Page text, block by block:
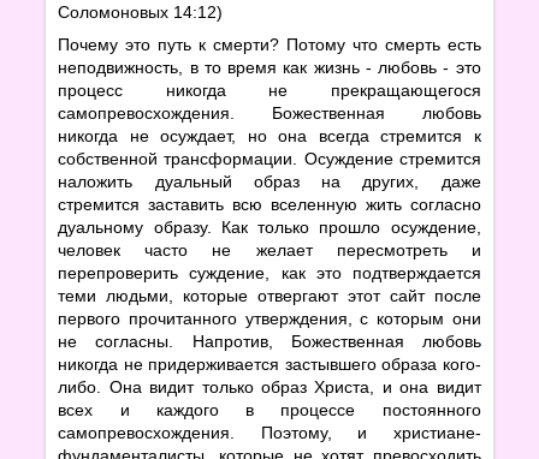
Соломоновых 14:12)
Почему это путь к смерти? Потому что смерть есть
неподвижность, в то время как жизнь - любовь - это
процесс никогда не прекращающегося
самопревосхождения. Божественная любовь
никогда не осуждает, но она всегда стремится к
собственной трансформации. Осуждение стремится
наложить дуальный образ на других, даже
стремится заставить всю вселенную жить согласно
дуальному образу. Как только прошло осуждение,
человек часто не желает пересмотреть и
перепроверить суждение, как это подтверждается
теми людьми, которые отвергают этот сайт после
первого прочитанного утверждения, с которым они
не согласны. Напротив, Божественная любовь
никогда не придерживается застывшего образа кого-
либо. Она видит только образ Христа, и она видит
всех и каждого в процессе постоянного
самопревосхождения. Поэтому, и христиане-
фундаменталисты, которые не хотят превосходить